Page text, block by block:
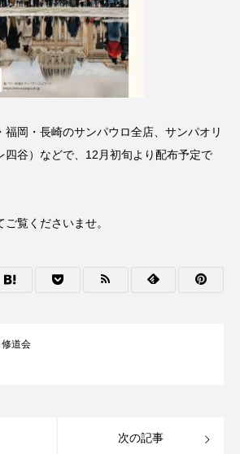
岡・長崎のサンパウロ全店、サンパオリ
四谷）などで、12月初旬より配布予定で
覧くださいませ。
道会
次の記事